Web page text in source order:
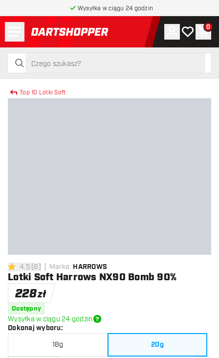
Wysyłka w ciągu 24 godzin
powrót do strony głównej
szukaj
szukaj
Konto
Moja lista
0
Top 10 Lotki Soft
4.5 gwiazdki oceny
4.5[6] Marka: HARROWS
Lotki Soft Harrows NX90 Bomb 90%
228zł
Dostępny
Wysyłka w ciągu 24 godzin
Dokonaj wyboru:
18g 20g